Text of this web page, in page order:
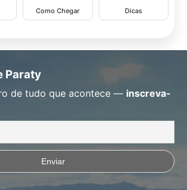
Como Chegar Dicas
Paraty
de tudo que acontece — inscreva-